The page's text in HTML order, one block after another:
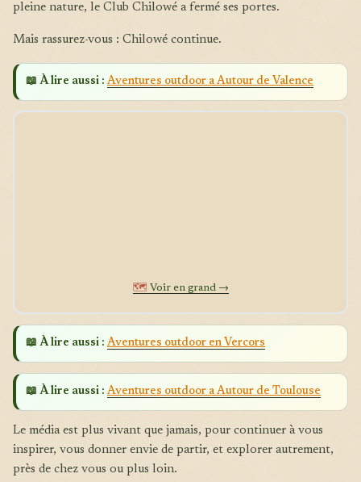
pleine nature, le Club Chilowé a fermé ses portes.
Mais rassurez-vous : Chilowé continue.
📖 À lire aussi : Aventures outdoor a Autour de Valence
🗺️ Voir en grand →
📖 À lire aussi : Aventures outdoor en Vercors
📖 À lire aussi : Aventures outdoor a Autour de Toulouse
Le média est plus vivant que jamais, pour continuer à vous
inspirer, vous donner envie de partir, et explorer autrement,
près de chez vous ou plus loin.